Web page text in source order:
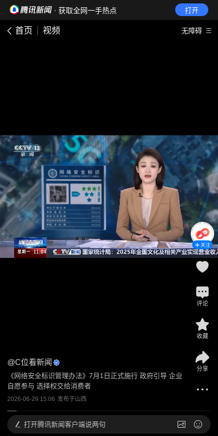
· 获取全网一手热点 打开
首页 视频 无障碍
@C位看新闻
《网络安全标识管理办法》7月1日正式施行 政府引导 企业
自愿参与 选择权交给消费者
2026-06-29 15:06 发布于山西
关注
评论
收藏
分享
打开腾讯新闻客户端说两句